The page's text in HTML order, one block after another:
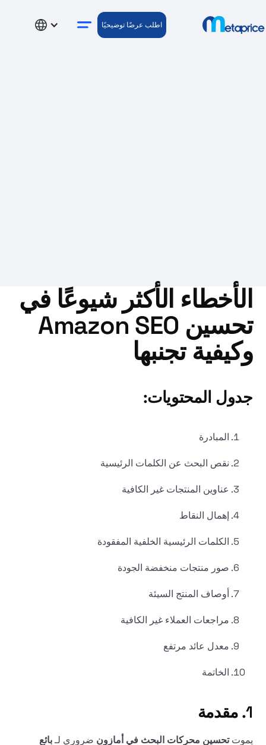
اطلب عرضًا توضيحيًا
الأخطاء الأكثر شيوعًا في
تحسين Amazon SEO
وكيفية تجنبها
جدول المحتويات:
المبادرة
نقص البحث عن الكلمات الرئيسية
عناوين المنتجات غير الكافية
إهمال النقاط
الكلمات الرئيسية الخلفية المفقودة
صور منتجات منخفضة الجودة
أوصاف المنتج السيئة
مراجعات العملاء غير الكافية
معدل عائد مرتفع
الخاتمة
1. مقدمة
يموتتحسين محركات البحث في أمازون ضروري لـبائع